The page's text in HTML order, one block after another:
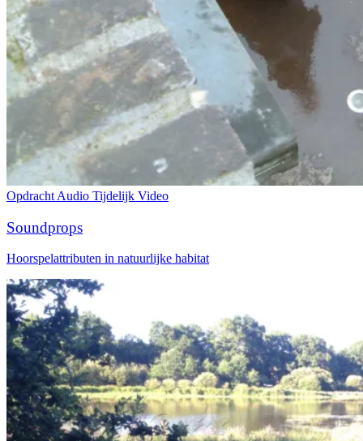
Opdracht Audio Tijdelijk Video
Soundprops
Hoorspelattributen in natuurlijke habitat